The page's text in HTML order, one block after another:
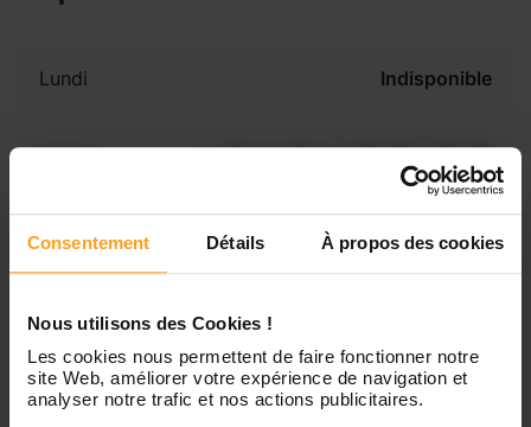
Consentement Détails À propos des cookies
Nous utilisons des Cookies !
Les cookies nous permettent de faire fonctionner notre
site Web, améliorer votre expérience de navigation et
analyser notre trafic et nos actions publicitaires.
Lundi Indisponible
Mardi Disponible de 00:00 à 00:00
Disponible de 00:00 à 00:30
Vendredi Disponible de 00:00 à 00:00
Vous souhaitez connaître les
disponibilités de Marine ?
Contactez-nous